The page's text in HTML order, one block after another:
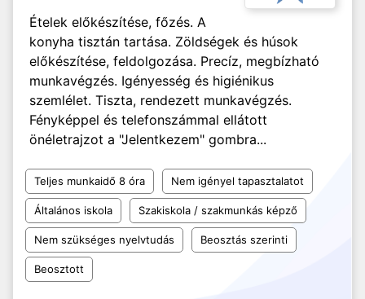
Ételek előkészítése, főzés. A
konyha tisztán tartása. Zöldségek és húsok
előkészítése, feldolgozása. Precíz, megbízható
munkavégzés. Igényesség és higiénikus
szemlélet. Tiszta, rendezett munkavégzés.
Fényképpel és telefonszámmal ellátott
önéletrajzot a "Jelentkezem" gombra...
Teljes munkaidő 8 óra Nem igényel tapasztalatot
Általános iskola Szakiskola / szakmunkás képző
Nem szükséges nyelvtudás Beosztás szerinti
Beosztott